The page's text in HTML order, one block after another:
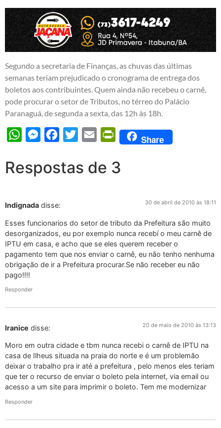
Segundo a secretaria de Finanças, as chuvas das últimas
semanas teriam prejudicado o cronograma de entrega dos
boletos aos contribuintes. Quem ainda não recebeu o carnê,
pode procurar o setor de Tributos, no térreo do Palácio
Paranaguá, de segunda a sexta, das 12h às 18h.
WhatsAppMessengerFacebook
Twitter Email PrintFriendly
Share
Respostas de 3
Indignada disse: 30 de abril de 2010 às 18:11
Esses funcionarios do setor de tributo da Prefeitura são muito
desorganizados, eu por exemplo nunca recebí o meu carnê de
IPTU em casa, e acho que se eles querem receber o
pagamento tem que nos enviar o carnê, eu não tenho nenhuma
obrigação de ir a Prefeitura procurar.Se não receber eu não
pago!!!!
Responder
Iranice disse: 20 de maio de 2010 às 13:13
Moro em outra cidade e tbm nunca recebi o carnê de IPTU na
casa de Ilheus situada na praia do norte e é um problemão
deixar o trabalho pra ir até a prefeitura , pelo menos eles teriam
que ter o recurso de enviar o boleto pela internet, via email ou
acesso a um site para imprimir o boleto. Tem me modernizar
Responder